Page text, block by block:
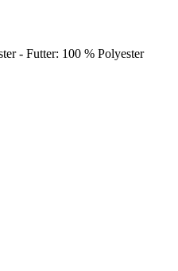
- Futter: 100 % Polyester